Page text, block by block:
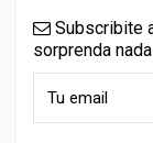
Subscribite
sorprenda